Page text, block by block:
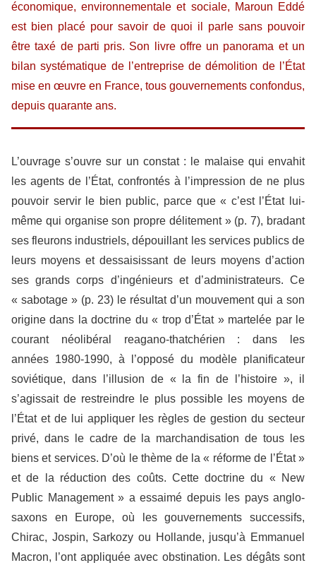
économique, environnementale et sociale, Maroun Eddé
est bien placé pour savoir de quoi il parle sans pouvoir
être taxé de parti pris. Son livre offre un panorama et un
bilan systématique de l’entreprise de démolition de l’État
mise en œuvre en France, tous gouvernements confondus,
depuis quarante ans.
L’ouvrage s’ouvre sur un constat : le malaise qui envahit
les agents de l’État, confrontés à l’impression de ne plus
pouvoir servir le bien public, parce que « c’est l’État lui-
même qui organise son propre délitement » (p. 7), bradant
ses fleurons industriels, dépouillant les services publics de
leurs moyens et dessaisissant de leurs moyens d’action
ses grands corps d’ingénieurs et d’administrateurs. Ce
« sabotage » (p. 23) le résultat d’un mouvement qui a son
origine dans la doctrine du « trop d’État » martelée par le
courant néolibéral reagano-thatchérien : dans les
années 1980-1990, à l’opposé du modèle planificateur
soviétique, dans l’illusion de « la fin de l’histoire », il
s’agissait de restreindre le plus possible les moyens de
l’État et de lui appliquer les règles de gestion du secteur
privé, dans le cadre de la marchandisation de tous les
biens et services. D’où le thème de la « réforme de l’État »
et de la réduction des coûts. Cette doctrine du « New
Public Management » a essaimé depuis les pays anglo-
saxons en Europe, où les gouvernements successifs,
Chirac, Jospin, Sarkozy ou Hollande, jusqu’à Emmanuel
Macron, l’ont appliquée avec obstination. Les dégâts sont